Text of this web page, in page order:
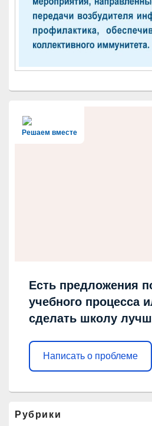
Решаем вместе
Есть предложения
учебного процесса
сделать школу
Написать о проблеме
Рубрики